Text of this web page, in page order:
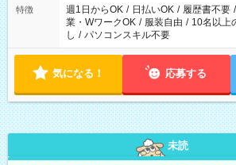
特徴 週1日からOK / 日払いOK / 履歴書不要 /
業・WワークOK / 服装自由 / 10名以上
し / パソコンスキル不要
気になる！ 応募する
未読